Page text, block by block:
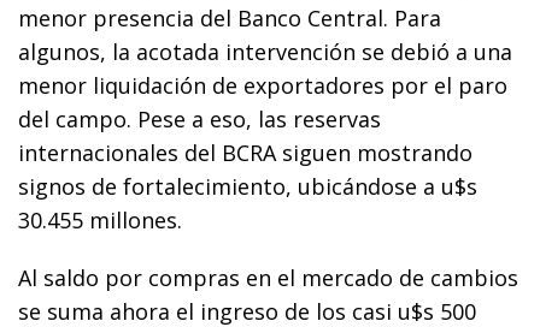
menor presencia del Banco Central. Para
algunos, la acotada intervención se debió a una
menor liquidación de exportadores por el paro
del campo. Pese a eso, las reservas
internacionales del BCRA siguen mostrando
signos de fortalecimiento, ubicándose a u$s
30.455 millones.
Al saldo por compras en el mercado de cambios
se suma ahora el ingreso de los casi u$s 500